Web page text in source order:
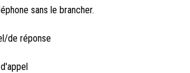
sans le brancher.
de réponse